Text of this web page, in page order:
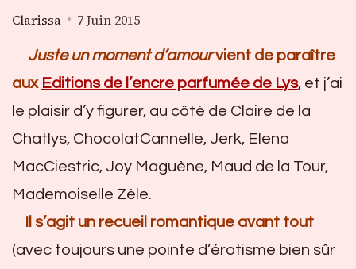
Clarissa 7 Juin 2015
Juste un moment d’amourvient de paraître
aux Editions de l’encre parfumée de Lys, et j’ai
le plaisir d’y figurer, au côté de Claire de la
Chatlys, ChocolatCannelle, Jerk, Elena
MacCiestric, Joy Maguène, Maud de la Tour,
Mademoiselle Zèle.
Il s’agit un recueil romantique avant tout
(avec toujours une pointe d’érotisme bien sûr